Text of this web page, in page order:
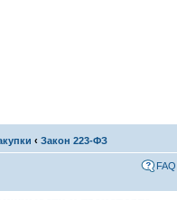
‹ Закон 223-ФЗ
FAQ